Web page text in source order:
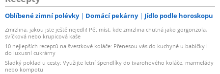
Oblíbené zimní polévky Domácí pekárny Jídlo podle horoskopu
Zmrzlina, jakou jste ještě nejedli! Pět míst, kde zmrzlina chutná jako gorgonzola,
svíčková nebo krupicová kaše
10 nejlepších receptů na švestkové koláče: Přenesou vás do kuchyně u babičky i
do luxusní cukrárny
Sladký poklad u cesty: Využijte letní špendlíky do tvarohového koláče, marmelády
nebo kompotu